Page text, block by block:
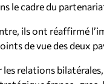
le cadre du
ils ont réaffirmé
de vue des deux
les relations